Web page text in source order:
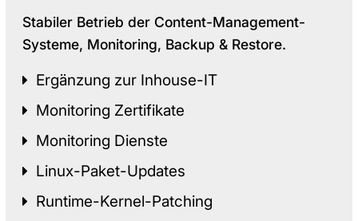
Stabiler Betrieb der Content-Management-
Systeme, Monitoring, Backup & Restore.
Ergänzung zur Inhouse-IT
Monitoring Zertifikate
Monitoring Dienste
Linux-Paket-Updates
Runtime-Kernel-Patching